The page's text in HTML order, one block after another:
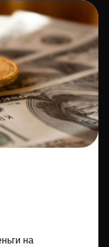
на